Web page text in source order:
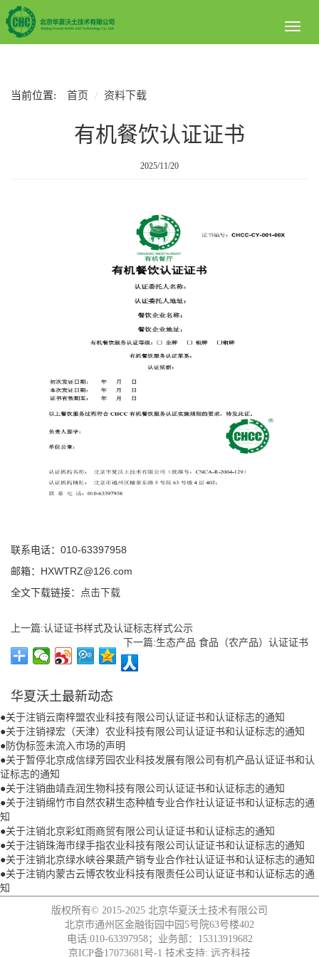
Toggle
当前位置: 首页 资料下载
有机餐饮认证证书
2025/11/20
联系电话：010-63397958
邮箱：HXWTRZ@126.com
全文下载链接： 点击下载
上一篇:认证证书样式及认证标志样式公示
下一篇:生态产品 食品（农产品）认证证书
华夏沃土最新动态
●关于注销云南梓盟农业科技有限公司认证证书和认证标志的通知
●关于注销禄宏（天津）农业科技有限公司认证证书和认证标志的通知
●防伪标签未流入市场的声明
●关于暂停北京成信绿芳园农业科技发展有限公司有机产品认证证书和认
证标志的通知
●关于注销曲靖垚润生物科技有限公司认证证书和认证标志的通知
●关于注销绵竹市自然农耕生态种植专业合作社认证证书和认证标志的通
知
●关于注销北京彩虹雨商贸有限公司认证证书和认证标志的通知
●关于注销珠海市绿手指农业科技有限公司认证证书和认证标志的通知
●关于注销北京绿水峡谷果蔬产销专业合作社认证证书和认证标志的通知
●关于注销内蒙古云博农牧业科技有限责任公司认证证书和认证标志的通
知
版权所有© 2015-2025 北京华夏沃土技术有限公司
北京市通州区金融街园中园5号院63号楼402
电话:010-63397958；业务部：15313919682
京ICP备17073681号-1 技术支持: 远齐科技